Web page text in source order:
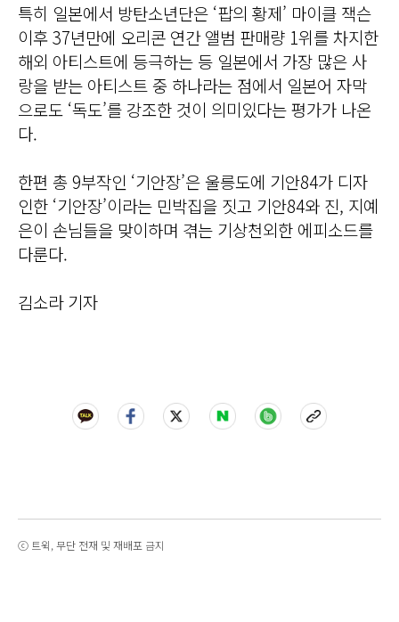
특히 일본에서 방탄소년단은 ‘팝의 황제’ 마이클 잭슨
이후 37년만에 오리콘 연간 앨범 판매량 1위를 차지한
해외 아티스트에 등극하는 등 일본에서 가장 많은 사
랑을 받는 아티스트 중 하나라는 점에서 일본어 자막
으로도 ‘독도’를 강조한 것이 의미있다는 평가가 나온
다.
한편 총 9부작인 ‘기안장’은 울릉도에 기안84가 디자
인한 ‘기안장’이라는 민박집을 짓고 기안84와 진, 지예
은이 손님들을 맞이하며 겪는 기상천외한 에피소드를
다룬다.
김소라 기자
ⓒ 트윅, 무단 전재 및 재배포 금지